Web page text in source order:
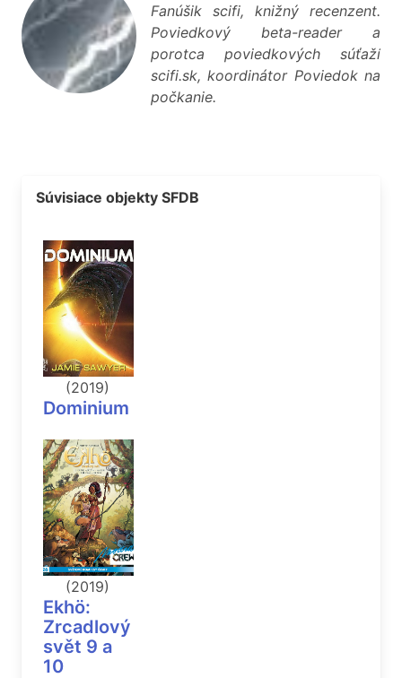
Fanúšik scifi, knižný recenzent.
Poviedkový beta-reader a
porotca poviedkových súťaží
scifi.sk, koordinátor Poviedok na
počkanie.
Súvisiace objekty SFDB
(2019)
Dominium
(2019)
Ekhö:
Zrcadlový
svět 9 a
10